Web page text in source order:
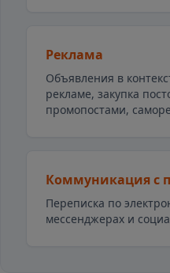
Реклама
Объявления в
рекламе, закупка
промопостами,
Коммуникация с
Переписка по
мессенджерах и